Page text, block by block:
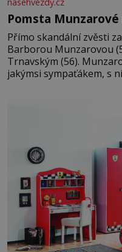
Pomsta
Přímo skandální zvěsti
Barborou Munzarovou
Trnavským (56).
jakýmsi sympaťákem, s